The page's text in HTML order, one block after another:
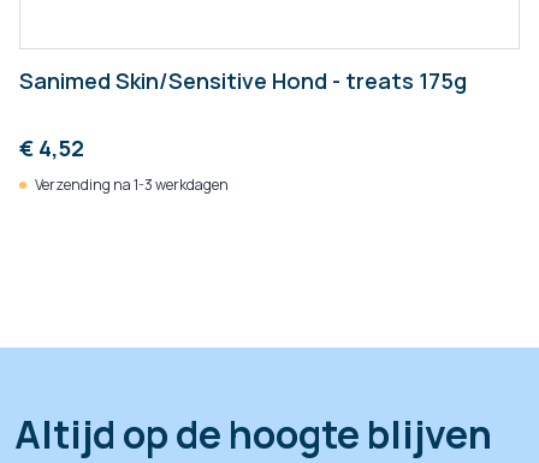
Sanimed Skin/Sensitive Hond - treats 175g
€ 4,52
Verzending na 1-3 werkdagen
Altijd op de hoogte blijven